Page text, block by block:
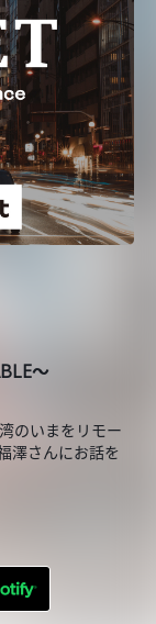
～
のいまをリモー
澤さんにお話を